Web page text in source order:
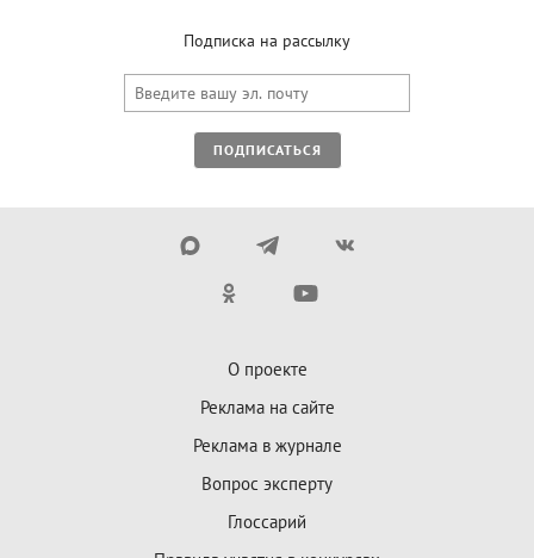
Подписка на рассылку
ПОДПИСАТЬСЯ
О проекте
Реклама на сайте
Реклама в журнале
Вопрос эксперту
Глоссарий